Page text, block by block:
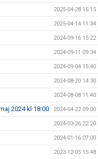
2025-04-28 15:15
2025-04-14 11:34
2024-09-16 15:22
2024-09-11 09:34
2024-09-04 15:40
2024-08-20 14:30
2024-08-08 11:40
2024 kl 18.00 2024-04-22 09:00
2024-03-26 22:20
2024-01-16 07:00
2023-12-05 15:48